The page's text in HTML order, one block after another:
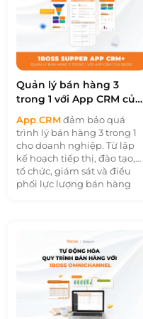
này có hiệu quả thế nào
Quản lý bán hàng 3
trong 1 với App CRM của
1BOSS
App CRMđảm bảo quá
trình lý bán hàng 3 trong 1
cho doanh nghiệp. Từ lập
kế hoạch tiếp thị, đào tạo,
tổ chức, giám sát và điều
phối lực lượng bán hàng
lượng bán hàng, thiết lập
mục tiêu của nhóm, lập kế
hoạch và kiểm soát toàn bộ
quy trình bán hàng và hậu
bán hàng. Bán hàng đóng
một vai trò rất lớn đối với